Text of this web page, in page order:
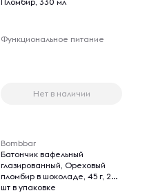
Функциональное питание
Нет в наличии
Bombbar
Батончик вафельный
глазированный, Ореховый
пломбир в шоколаде, 45 г, 20
шт в упаковке